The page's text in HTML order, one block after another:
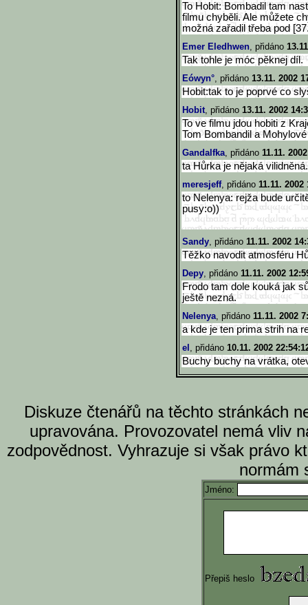
To Hobit: Bombadil tam
filmu chyběli. Ale můžete
možná zařadil třeba pod
Emer Eledhwen, přidáno
Tak tohle je móc pěknej díl.
Eówyn°, přidáno 13.11. 2002
Hobit:tak to je poprvé co
Hobit, přidáno 13.11. 2002
To ve filmu jdou hobiti z
Tom Bombandil a
Gandalfka, přidáno 11.11.
ta Hůrka je nějaká
meresjeff, přidáno 11.11. 2002
to Nelenya: rejža bude
pusy:o))
Sandy, přidáno 11.11. 2002
Těžko navodit atmosféru
Depy, přidáno 11.11. 2002
Frodo tam dole kouká jak
ještě nezná.
Nelenya, přidáno 11.11. 2002
a kde je ten prima strih na
el , přidáno 10.11. 2002
Buchy buchy na vrátka,
Diskuze čtenářů na těchto stránkách
upravována. Provozovatel nemá vliv
zodpovědnost. Vyhrazuje si však právo
normám
Jméno:
Přepiš heslo